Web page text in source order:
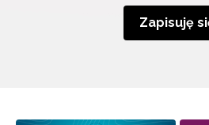
Zapisuję